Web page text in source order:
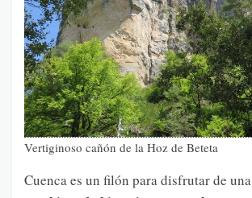
Vertiginoso cañón de la Hoz de Beteta
Cuenca es un filón para disfrutar de una